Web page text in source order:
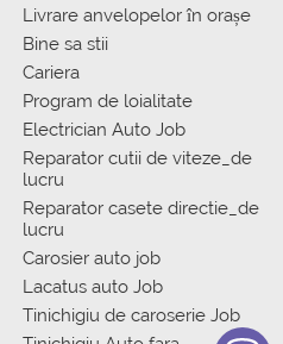
Livrare anvelopelor în orașe
Bine sa stii
Cariera
Program de loialitate
Electrician Auto Job
Reparator cutii de viteze_de
lucru
Reparator casete directie_de
lucru
Carosier auto job
Lacatus auto Job
Tinichigiu de caroserie Job